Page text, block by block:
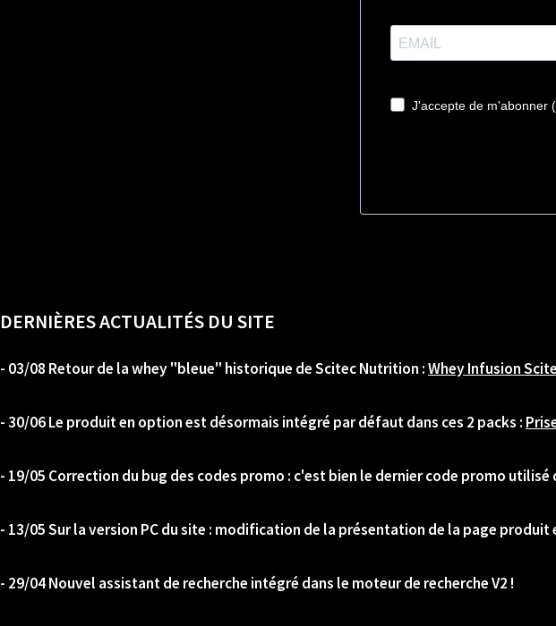
DERNIÈRES ACTUALITÉS DU SITE
- 03/08 Retour de la whey "bleue" historique de Scitec Nutrition :Whey Infusion
- 30/06 Le produit en option est désormais intégré par défaut dans ces 2 packs :
- 19/05 Correction du bug des codes promo : c'est bien le dernier code promo
- 13/05 Sur la version PC du site : modification de la présentation de la page
- 29/04 Nouvel assistant de recherche intégré dans le moteur de recherche V2 !